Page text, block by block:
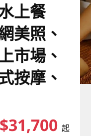
上餐
美照、
市場、
按摩、
起